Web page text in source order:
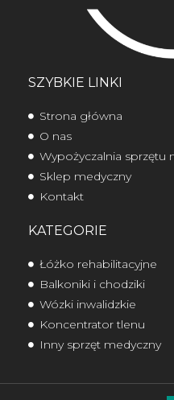
SZYBKIE LINKI
Strona główna
O nas
Wypożyczalnia sprzętu
Sklep medyczny
Kontakt
KATEGORIE
Łóżko rehabilitacyjne
Balkoniki i chodziki
Wózki inwalidzkie
Koncentrator tlenu
Inny sprzęt medyczny